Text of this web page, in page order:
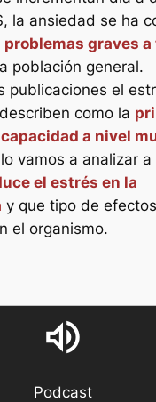
la ansiedad se ha
problemas graves a
población general.
publicaciones el
como la
a nivel
vamos a analizar
el estrés en la
y que tipo de
el organismo.
volume_up
Podcast